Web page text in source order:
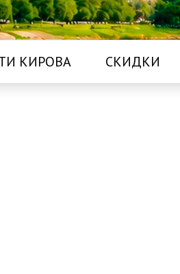
КИРОВА СКИДКИ